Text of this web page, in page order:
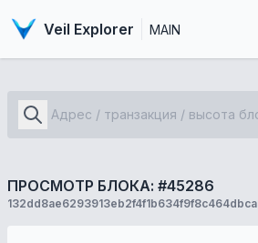
Veil Explorer MAIN
ПРОСМОТР БЛОКА: #45286